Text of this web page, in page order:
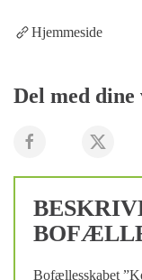
Hjemmeside
Del med dine
Bofællesskabet